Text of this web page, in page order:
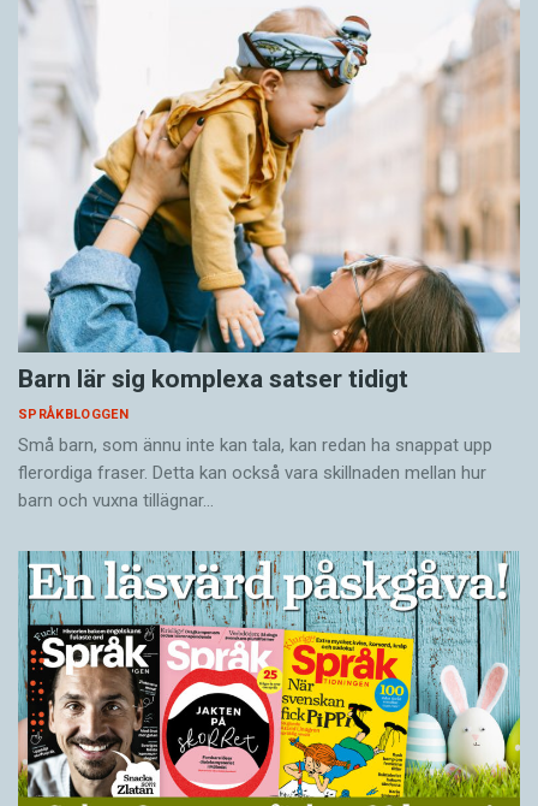
Barn lär sig komplexa satser tidigt
SPRÅKBLOGGEN
Små barn, som ännu inte kan tala, kan redan ha snappat upp
flerordiga fraser. Detta kan också vara skillnaden mellan hur
barn och vuxna tillägnar…